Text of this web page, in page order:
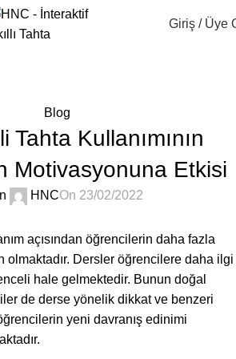
Giriş / Üye
Blog
Tahta Kullanımının
Motivasyonuna Etkisi
HNCOn 23/02/2022
açısından öğrencilerin daha fazla
olmaktadır. Dersler öğrencilere daha ilgi
hale gelmektedir. Bunun doğal
de derse yönelik dikkat ve benzeri
yeni davranış edinimi